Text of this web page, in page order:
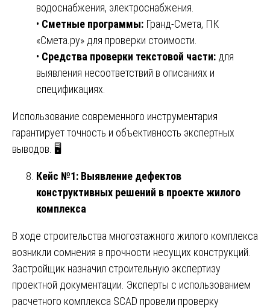
водоснабжения, электроснабжения.
• Сметные программы: Гранд-Смета, ПК
«Смета.ру» для проверки стоимости.
• Средства проверки текстовой части: для
выявления несоответствий в описаниях и
спецификациях.
Использование современного инструментария
гарантирует точность и объективность экспертных
выводов. 🖥️
Кейс №1: Выявление дефектов
конструктивных решений в проекте жилого
комплекса
В ходе строительства многоэтажного жилого комплекса
возникли сомнения в прочности несущих конструкций.
Застройщик назначил строительную экспертизу
проектной документации. Эксперты с использованием
расчетного комплекса SCAD провели проверку